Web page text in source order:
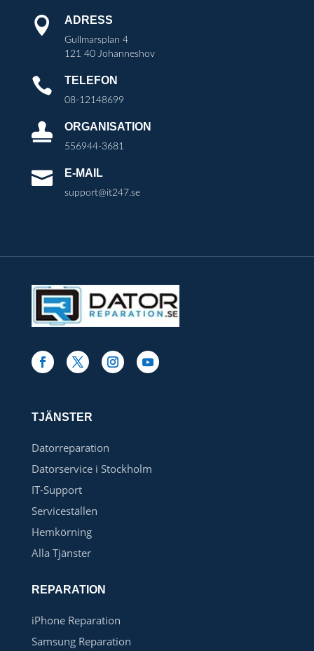
 ADRESS
Gullmarsplan 4
121 40 Johanneshov
 TELEFON
08-12148699
 ORGANISATION
556944-3681
 E-MAIL
support@it247.se
TJÄNSTER
Datorreparation
Datorservice i Stockholm
IT-Support
Serviceställen
Hemkörning
Alla Tjänster
REPARATION
iPhone Reparation
Samsung Reparation